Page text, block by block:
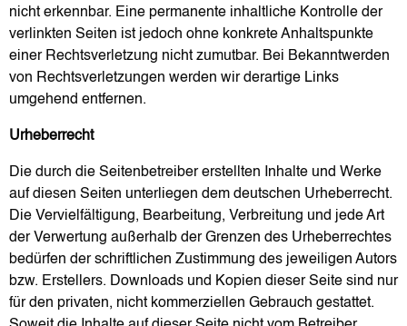
nicht erkennbar. Eine permanente inhaltliche Kontrolle der
verlinkten Seiten ist jedoch ohne konkrete Anhaltspunkte
einer Rechtsverletzung nicht zumutbar. Bei Bekanntwerden
von Rechtsverletzungen werden wir derartige Links
umgehend entfernen.
Urheberrecht
Die durch die Seitenbetreiber erstellten Inhalte und Werke
auf diesen Seiten unterliegen dem deutschen Urheberrecht.
Die Vervielfältigung, Bearbeitung, Verbreitung und jede Art
der Verwertung außerhalb der Grenzen des Urheberrechtes
bedürfen der schriftlichen Zustimmung des jeweiligen Autors
bzw. Erstellers. Downloads und Kopien dieser Seite sind nur
für den privaten, nicht kommerziellen Gebrauch gestattet.